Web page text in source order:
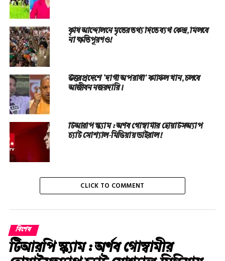
কৃষি আন্দোলনে মৃতের তথ‌্য দিতে ব্যর্থ কেন্দ্র, মিলবে
না ক্ষতিপূরণও!
উত্তরপ্রদেশে ‘দাগী অপরাধী’ কাফিল খান, চলবে
আজীবন নজরদারি।
টিআরপি স্ক্যাম : অর্ণব গোস্বামীর হোয়াটসঅ্যাপ
চ্যাট সোশ্যাল-মিডিয়ায় ভাইরাল!
CLICK TO COMMENT
বিশেষ
টিআরপি স্ক্যাম : অর্ণব গোস্বামীর